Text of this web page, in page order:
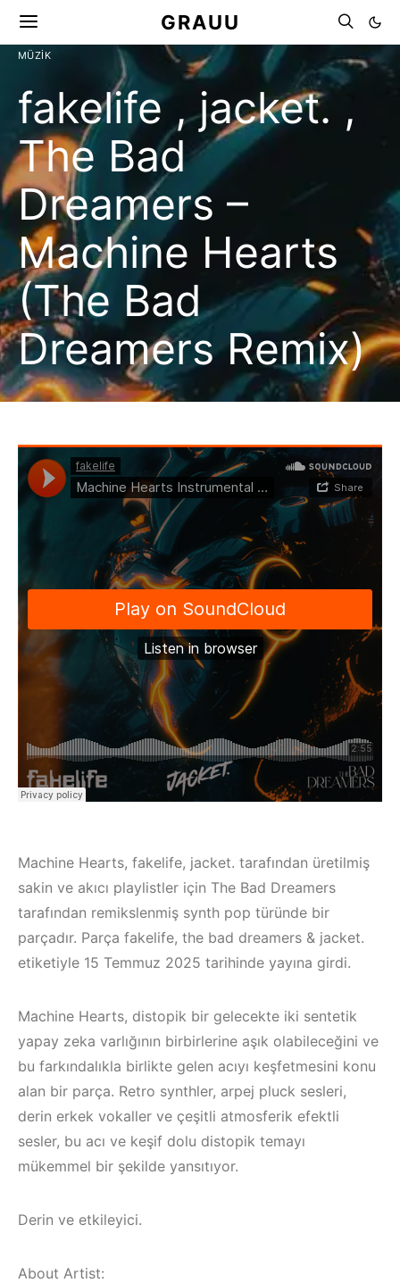
‘in Yeni
: CAVE
Çeşme / Bodrum
Akyaka /
Marmaris /
Kuşadası /
GRAUU
MÜZIK
fakelife , jacket. ,
The Bad
Dreamers –
Machine Hearts
(The Bad
Dreamers Remix)
Machine Hearts, fakelife, jacket. tarafından üretilmiş
sakin ve akıcı playlistler için The Bad Dreamers
tarafından remikslenmiş synth pop türünde bir
parçadır. Parça fakelife, the bad dreamers & jacket.
etiketiyle 15 Temmuz 2025 tarihinde yayına girdi.
Machine Hearts, distopik bir gelecekte iki sentetik
yapay zeka varlığının birbirlerine aşık olabileceğini ve
bu farkındalıkla birlikte gelen acıyı keşfetmesini konu
alan bir parça. Retro synthler, arpej pluck sesleri,
derin erkek vokaller ve çeşitli atmosferik efektli
sesler, bu acı ve keşif dolu distopik temayı
mükemmel bir şekilde yansıtıyor.
Derin ve etkileyici.
About Artist: